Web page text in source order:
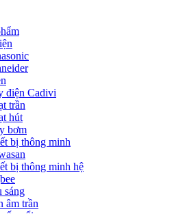
điện Cadivi
trần
hút
bơm
bị thông minh
bị thông minh hệ
sáng
âm trần